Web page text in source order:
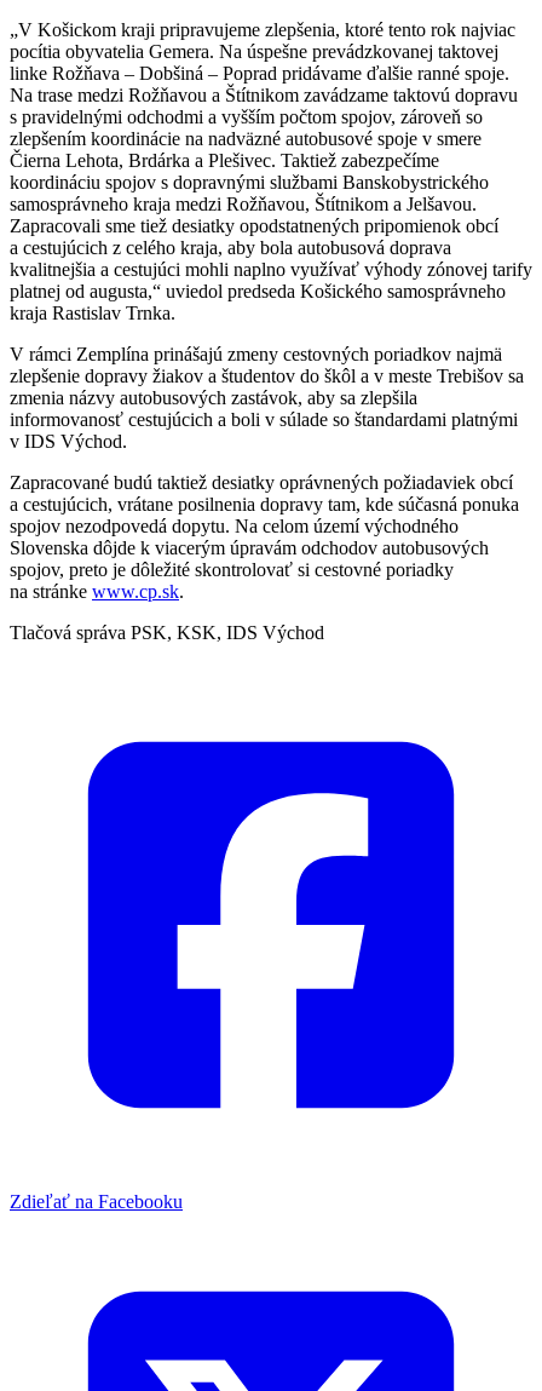
„V Košickom kraji pripravujeme zlepšenia, ktoré tento rok najviac
pocítia obyvatelia Gemera. Na úspešne prevádzkovanej taktovej
linke Rožňava – Dobšiná – Poprad pridávame ďalšie ranné spoje.
Na trase medzi Rožňavou a Štítnikom zavádzame taktovú dopravu
s pravidelnými odchodmi a vyšším počtom spojov, zároveň so
zlepšením koordinácie na nadväzné autobusové spoje v smere
Čierna Lehota, Brdárka a Plešivec. Taktiež zabezpečíme
koordináciu spojov s dopravnými službami Banskobystrického
samosprávneho kraja medzi Rožňavou, Štítnikom a Jelšavou.
Zapracovali sme tiež desiatky opodstatnených pripomienok obcí
a cestujúcich z celého kraja, aby bola autobusová doprava
kvalitnejšia a cestujúci mohli naplno využívať výhody zónovej tarify
platnej od augusta,“ uviedol predseda Košického samosprávneho
kraja Rastislav Trnka.
V rámci Zemplína prinášajú zmeny cestovných poriadkov najmä
zlepšenie dopravy žiakov a študentov do škôl a v meste Trebišov sa
zmenia názvy autobusových zastávok, aby sa zlepšila
informovanosť cestujúcich a boli v súlade so štandardami platnými
v IDS Východ.
Zapracované budú taktiež desiatky oprávnených požiadaviek obcí
a cestujúcich, vrátane posilnenia dopravy tam, kde súčasná ponuka
spojov nezodpovedá dopytu. Na celom území východného
Slovenska dôjde k viacerým úpravám odchodov autobusových
spojov, preto je dôležité skontrolovať si cestovné poriadky
na stránke www.cp.sk.
Tlačová správa PSK, KSK, IDS Východ
Zdieľať na Facebooku